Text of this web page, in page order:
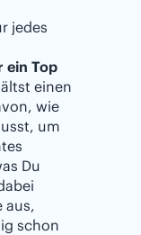
jedes
ein Top
einen
wie
um
Du
aus,
schon